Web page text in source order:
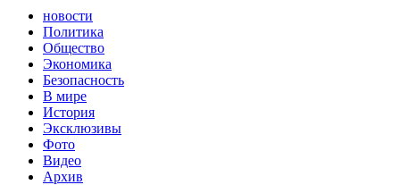
новости
Политика
Общество
Экономика
Безопасность
В мире
История
Эксклюзивы
Фото
Видео
Архив